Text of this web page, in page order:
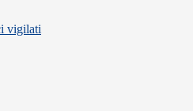
vigilati